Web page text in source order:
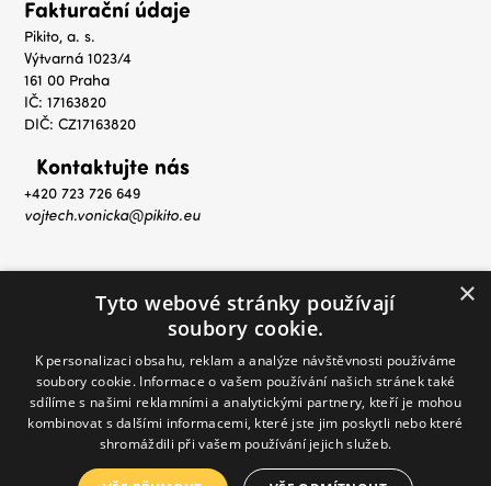
Fakturační údaje
Pikito, a. s.
Výtvarná 1023/4
161 00 Praha
IČ: 17163820
DIČ: CZ17163820
Kontaktujte nás
+420 723 726 649
vojtech.vonicka@pikito.eu
×
Tyto webové stránky používají
soubory cookie.
K personalizaci obsahu, reklam a analýze návštěvnosti používáme
soubory cookie. Informace o vašem používání našich stránek také
sdílíme s našimi reklamními a analytickými partnery, kteří je mohou
kombinovat s dalšími informacemi, které jste jim poskytli nebo které
shromáždili při vašem používání jejich služeb.